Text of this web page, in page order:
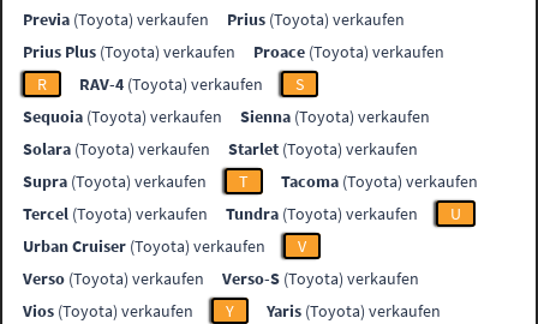
Previa (Toyota) verkaufen Prius (Toyota) verkaufen
Prius Plus (Toyota) verkaufen Proace (Toyota) verkaufen
R
RAV-4 (Toyota) verkaufen
S
Sequoia (Toyota) verkaufen Sienna (Toyota) verkaufen
Solara (Toyota) verkaufen Starlet (Toyota) verkaufen
Supra (Toyota) verkaufen T Tacoma (Toyota) verkaufen
Tercel (Toyota) verkaufen Tundra (Toyota) verkaufen
U
Urban Cruiser (Toyota) verkaufen
V
Verso (Toyota) verkaufen Verso-S (Toyota) verkaufen
Vios (Toyota) verkaufen Y Yaris (Toyota) verkaufen